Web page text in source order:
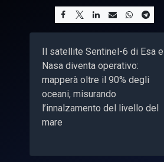
Il satellite Sentinel-6 di Esa e
Nasa diventa operativo:
mapperà oltre il 90% degli
oceani, misurando
l’innalzamento del livello del
mare